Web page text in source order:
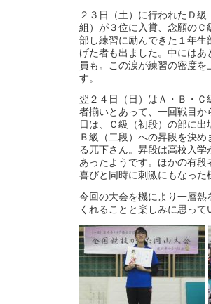
２３日（土）に行われたＤ
組）が３位に入賞、念願の
部し練習に励んできた１年
げた者も出ました。中には
員も。この涙が練習の密度
す。
翌２４日（日）はＡ・Ｂ・
者揃いとあって、一回戦目
日は、Ｃ級（初段）の部に
Ｂ級（二段）への昇段を決
る兀下さん。昇段は高校入
あったようです。ほかの有
喜びと同時に刺激にもなった
今回の大会を機により一層
くれることと楽しみに思って